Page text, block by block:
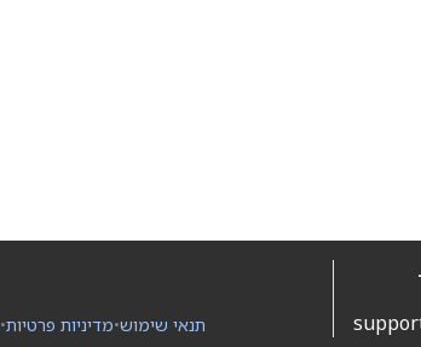
•מדיניות פרטיות•תנאי שימוש